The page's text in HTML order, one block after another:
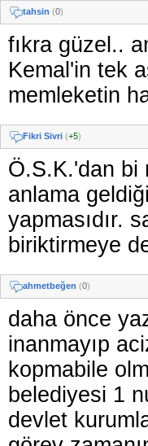
tahsin (0)
fıkra güzel..
Kemal'in tek
memleketin
Fikri Sivri (+5)
Ö.S.K.'dan bi
anlama
yapmasıdır.
biriktirmeye
ahmetbeğen (0)
daha önce
inanmayıp
kopmabile
belediyesi 1
devlet